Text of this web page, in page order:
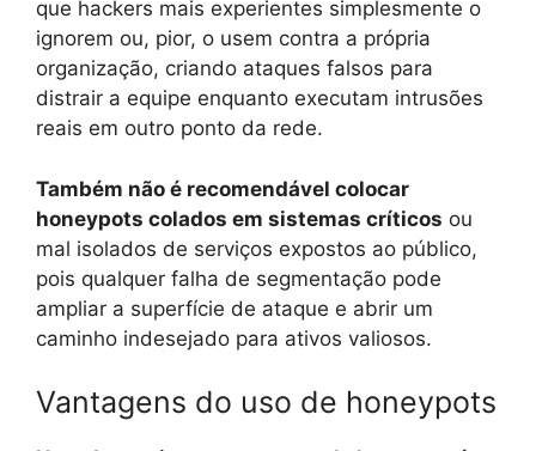
que hackers mais experientes simplesmente o
ignorem ou, pior, o usem contra a própria
organização, criando ataques falsos para
distrair a equipe enquanto executam intrusões
reais em outro ponto da rede.
Também não é recomendável colocar
honeypots colados em sistemas críticos ou
mal isolados de serviços expostos ao público,
pois qualquer falha de segmentação pode
ampliar a superfície de ataque e abrir um
caminho indesejado para ativos valiosos.
Vantagens do uso de honeypots